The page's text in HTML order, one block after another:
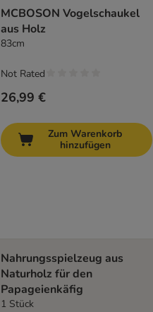
MCBOSON Vogelschaukel
aus Holz
83cm
26,99 €
Not Rated
Zum Warenkorb
hinzufügen
Nahrungsspielzeug aus
Naturholz für den
Papageienkäfig
1 Stück